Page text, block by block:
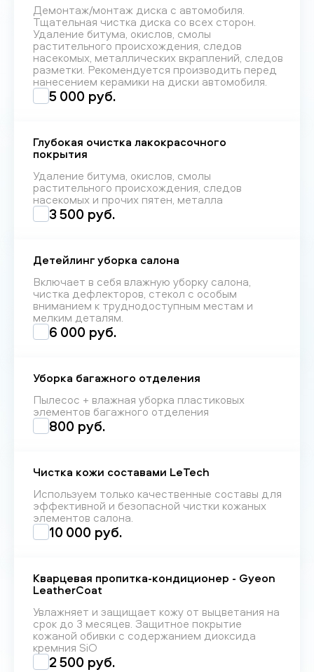
Демонтаж/монтаж диска с автомобиля.
Тщательная чистка диска со всех сторон.
Удаление битума, окислов, смолы
растительного происхождения, следов
насекомых, металлических вкраплений, следов
разметки. Рекомендуется производить перед
нанесением керамики на диски автомобиля.
5 000 руб.
Глубокая очистка лакокрасочного
покрытия
Удаление битума, окислов, смолы
растительного происхождения, следов
насекомых и прочих пятен, металла
3 500 руб.
Детейлинг уборка салона
Включает в себя влажную уборку салона,
чистка дефлекторов, стекол с особым
вниманием к труднодоступным местам и
мелким деталям.
6 000 руб.
Уборка багажного отделения
Пылесос + влажная уборка пластиковых
элементов багажного отделения
800 руб.
Чистка кожи составами LeTech
Используем только качественные составы для
эффективной и безопасной чистки кожаных
элементов салона.
10 000 руб.
Кварцевая пропитка-кондиционер - Gyeon
LeatherCoat
Увлажняет и защищает кожу от выцветания на
срок до 3 месяцев. Защитное покрытие
кожаной обивки с содержанием диоксида
кремния SiO
2 500 руб.